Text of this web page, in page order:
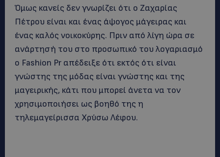
Όμως κανείς δεν γνωρίζει ότι ο Ζαχαρίας
Πέτρου είναι και ένας άψογος μάγειρας και
ένας καλός νοικοκύρης. Πριν από λίγη ώρα σε
ανάρτησή του στο προσωπικό του λογαριασμό
ο Fashion Pr απέδειξε ότι εκτός ότι είναι
γνώστης της μόδας είναι γνώστης και της
μαγειρικής, κάτι που μπορεί άνετα να τον
χρησιμοποιήσει ως βοηθό της η
τηλεμαγείρισσα Χρύσω Λέφου.